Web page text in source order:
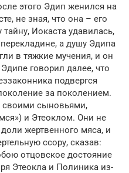
этого Эдип женился на
не зная, что она – его
Иокаста удавилась,
а душу Эдипа
в тяжкие мучения, и он
говорил далее, что
подвергся
за поколением.
своими сыновьями,
и Этеоклом. Они не
жертвенного мяса, и
ссору, сказав:
отцовское достояние
Этеокла и Полиника из-